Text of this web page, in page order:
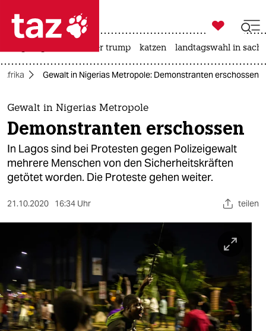
 taz zahl ich
taz zahl ich
themen
politik
öko
gesellschaft
berlin
nord
wahrheit

taz zahl ich
usa unter trump katzen landtagswahl in
Afrika Gewalt in Nigerias Metropole: Demonstranten erschossen
Gewalt in Nigerias Metropole
Demonstranten erschossen
In Lagos sind bei Protesten gegen Polizeigewalt
mehrere Menschen von den Sicherheitskräften
getötet worden. Die Proteste gehen weiter.
21.10.2020 16:34 Uhr teilen